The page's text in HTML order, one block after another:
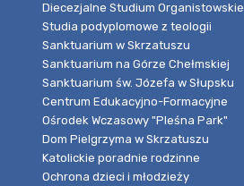
Diecezjalne Studium Organistowskie
Studia podyplomowe z teologii
Sanktuarium w Skrzatuszu
Sanktuarium na Górze Chełmskiej
Sanktuarium św. Józefa w Słupsku
Centrum Edukacyjno-Formacyjne
Ośrodek Wczasowy "Pleśna Park"
Dom Pielgrzyma w Skrzatuszu
Katolickie poradnie rodzinne
Ochrona dzieci i młodzieży